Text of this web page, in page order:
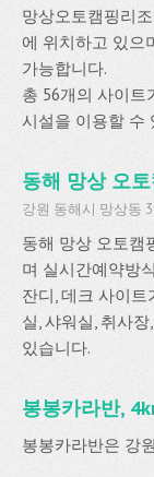
망상오토캠핑리
에 위치하고 있으
가능합니다.
총 56개의 사이트
시설을 이용할 수
동해 망상 오
강원 동해시 망상동
동해 망상 오토캠
며 실시간예약방
잔디, 데크 사이트
실, 샤워실, 취사
있습니다.
봉봉카라반,
봉봉카라반은 강